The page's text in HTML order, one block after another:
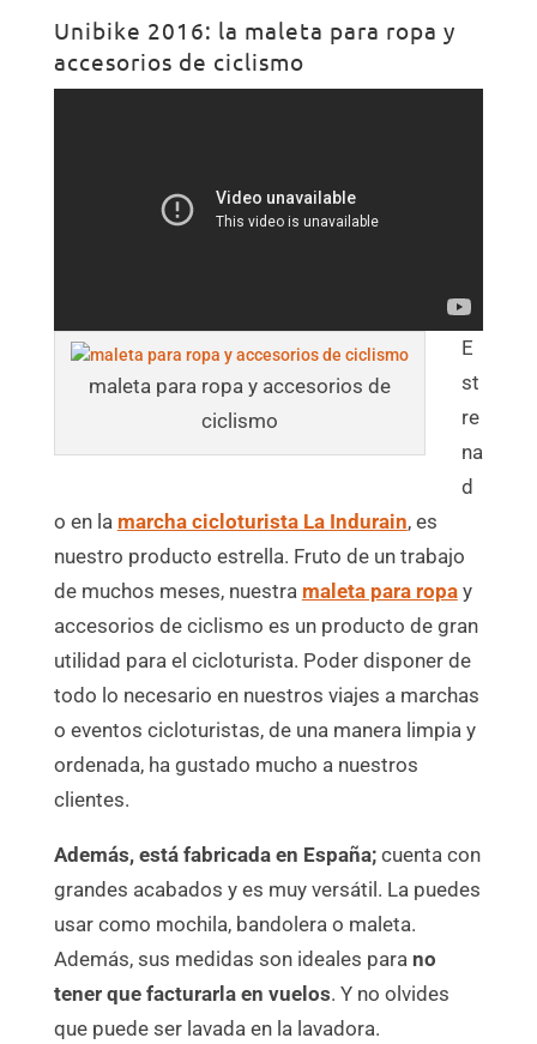
Unibike 2016: la maleta para ropa y
accesorios de ciclismo
maleta para ropa y accesorios de
ciclismo
E
st
re
na
d
o en la marcha cicloturista La Indurain, es
nuestro producto estrella. Fruto de un trabajo
de muchos meses, nuestra maleta para ropa y
accesorios de ciclismo es un producto de gran
utilidad para el cicloturista. Poder disponer de
todo lo necesario en nuestros viajes a marchas
o eventos cicloturistas, de una manera limpia y
ordenada, ha gustado mucho a nuestros
clientes.
Además, está fabricada en España;cuenta con
grandes acabados y es muy versátil. La puedes
usar como mochila, bandolera o maleta.
Además, sus medidas son ideales para no
tener que facturarla en vuelos. Y no olvides
que puede ser lavada en la lavadora.